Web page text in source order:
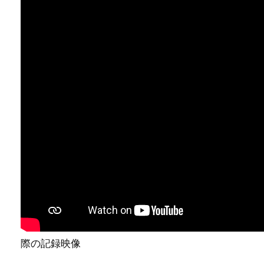
際の記録映像